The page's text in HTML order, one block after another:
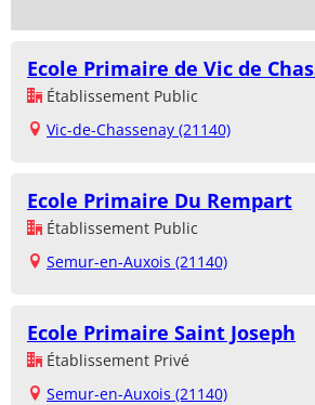
Ecole Primaire de Vic de
Établissement Public
Vic-de-Chassenay (21140)
Ecole Primaire Du Rempart
Établissement Public
Semur-en-Auxois (21140)
Ecole Primaire Saint Joseph
Établissement Privé
Semur-en-Auxois (21140)